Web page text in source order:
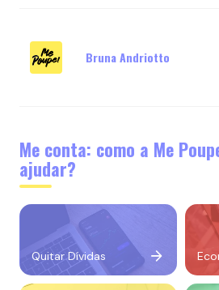
Bruna Andriotto
Me conta: como a Me
ajudar?
Quitar Dívidas